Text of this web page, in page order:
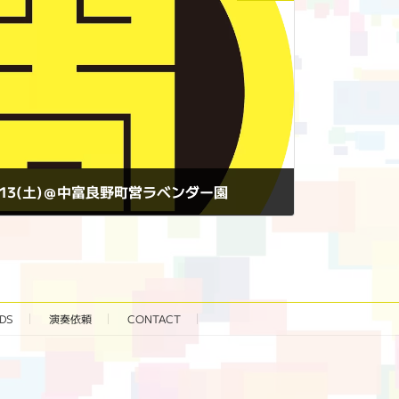
土)＠中富良野町営ラベンダー園
演奏依頼 CONTACT